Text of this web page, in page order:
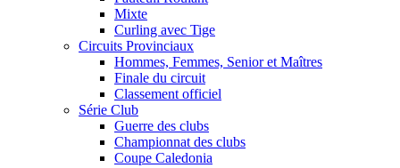
Mixte
Curling avec Tige
Circuits Provinciaux
Hommes, Femmes, Senior et Maîtres
Finale du circuit
Classement officiel
Série Club
Guerre des clubs
Championnat des clubs
Coupe Caledonia